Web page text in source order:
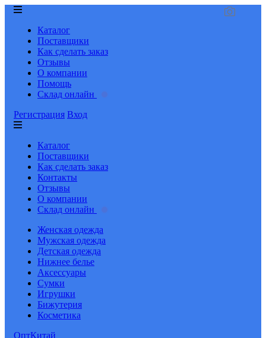
Каталог
Поставщики
Как сделать заказ
Отзывы
О компании
Помощь
Склад онлайн
Регистрация Вход
Каталог
Поставщики
Как сделать заказ
Контакты
Отзывы
О компании
Склад онлайн
Женская одежда
Мужская одежда
Детская одежда
Нижнее белье
Аксессуары
Сумки
Игрушки
Бижутерия
Косметика
ОптКитай